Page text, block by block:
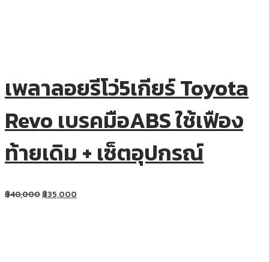
เพลาลอยรีโว่5เกียร์ Toyota
Revo เบรคมือABS ใช้เฟือง
ท้ายเดิม + เซ็ตอุปกรณ์
฿40,000฿35,000